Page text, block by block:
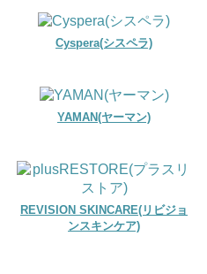
Cyspera(シスペラ)
YAMAN(ヤーマン)
REVISION SKINCARE(リビジョ
ンスキンケア)